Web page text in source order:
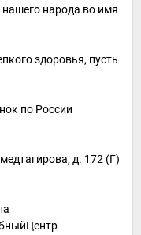
народа во имя
здоровья, пусть
по России
д. 172 (Г)